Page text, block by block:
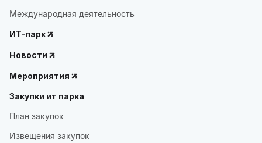
Международная деятельность
ИТ-парк
Новости
Мероприятия
Закупки ит парка
План закупок
Извещения закупок